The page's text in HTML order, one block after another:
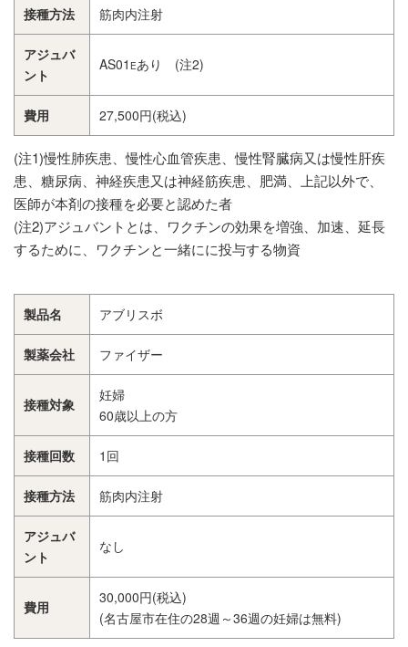
接種方法 筋肉内注射
アジュバ
ント
AS01 Eあり (注2)
費用 27,500円(税込)
(注1)慢性肺疾患、慢性心血管疾患、慢性腎臓病又は慢性肝疾
患、糖尿病、神経疾患又は神経筋疾患、肥満、上記以外で、
医師が本剤の接種を必要と認めた者
(注2)アジュバントとは、ワクチンの効果を増強、加速、延長
するために、ワクチンと一緒にに投与する物資
製品名 アブリスボ
製薬会社 ファイザー
接種対象
妊婦
60歳以上の方
接種回数 1回
接種方法 筋肉内注射
アジュバ
ント
なし
費用
30,000円(税込)
(名古屋市在住の28週～36週の妊婦は無料)